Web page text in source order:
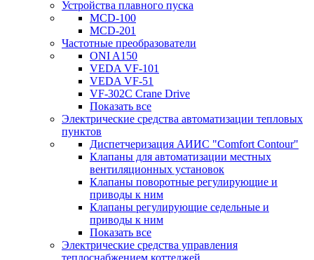
Устройства плавного пуска
MCD-100
MCD-201
Частотные преобразователи
ONI A150
VEDA VF-101
VEDA VF-51
VF-302C Crane Drive
Показать все
Электрические средства автоматизации тепловых
пунктов
Диспетчеризация АИИС "Comfort Contour"
Клапаны для автоматизации местных
вентиляционных установок
Клапаны поворотные регулирующие и
приводы к ним
Клапаны регулирующие седельные и
приводы к ним
Показать все
Электрические средства управления
теплоснабжением коттеджей